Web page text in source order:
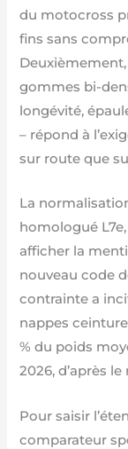
du motocross
fins sans
gommes bi-
longévité,
– répond à
sur route que
La
homologué
afficher la
nouveau code
contrainte a
nappes
% du poids
2026, d’après
Pour saisir
comparateur